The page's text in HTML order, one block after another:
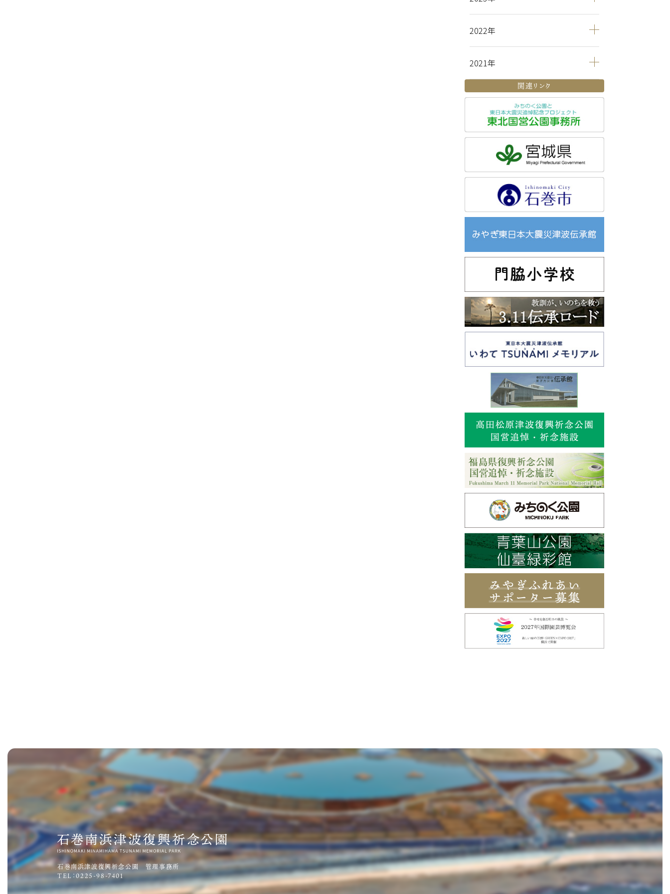
2022
2021
関連リンク
石巻南浜津波復興祈念公園 管理事務所
TEL：0225-98-7401